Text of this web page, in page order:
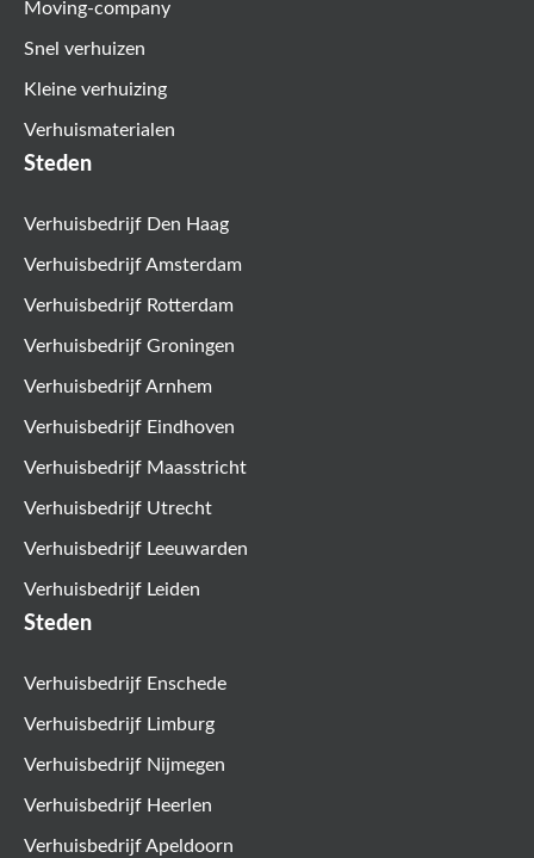
Moving-company
Snel verhuizen
Kleine verhuizing
Verhuismaterialen
Steden
Verhuisbedrijf Den Haag
Verhuisbedrijf Amsterdam
Verhuisbedrijf Rotterdam
Verhuisbedrijf Groningen
Verhuisbedrijf Arnhem
Verhuisbedrijf Eindhoven
Verhuisbedrijf Maasstricht
Verhuisbedrijf Utrecht
Verhuisbedrijf Leeuwarden
Verhuisbedrijf Leiden
Steden
Verhuisbedrijf Enschede
Verhuisbedrijf Limburg
Verhuisbedrijf Nijmegen
Verhuisbedrijf Heerlen
Verhuisbedrijf Apeldoorn